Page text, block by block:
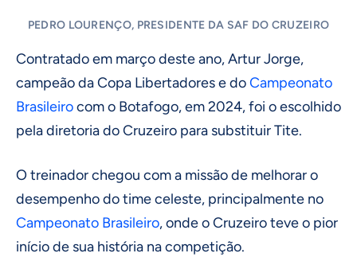
PEDRO LOURENÇO, PRESIDENTE DA SAF DO CRUZEIRO
Contratado em março deste ano, Artur Jorge,
campeão da Copa Libertadores e doCampeonato
Brasileirocom o Botafogo, em 2024, foi o escolhido
pela diretoria do Cruzeiro para substituir Tite.
O treinador chegou com a missão de melhorar o
desempenho do time celeste, principalmente no
Campeonato Brasileiro, onde o Cruzeiro teve o pior
início de sua história na competição.